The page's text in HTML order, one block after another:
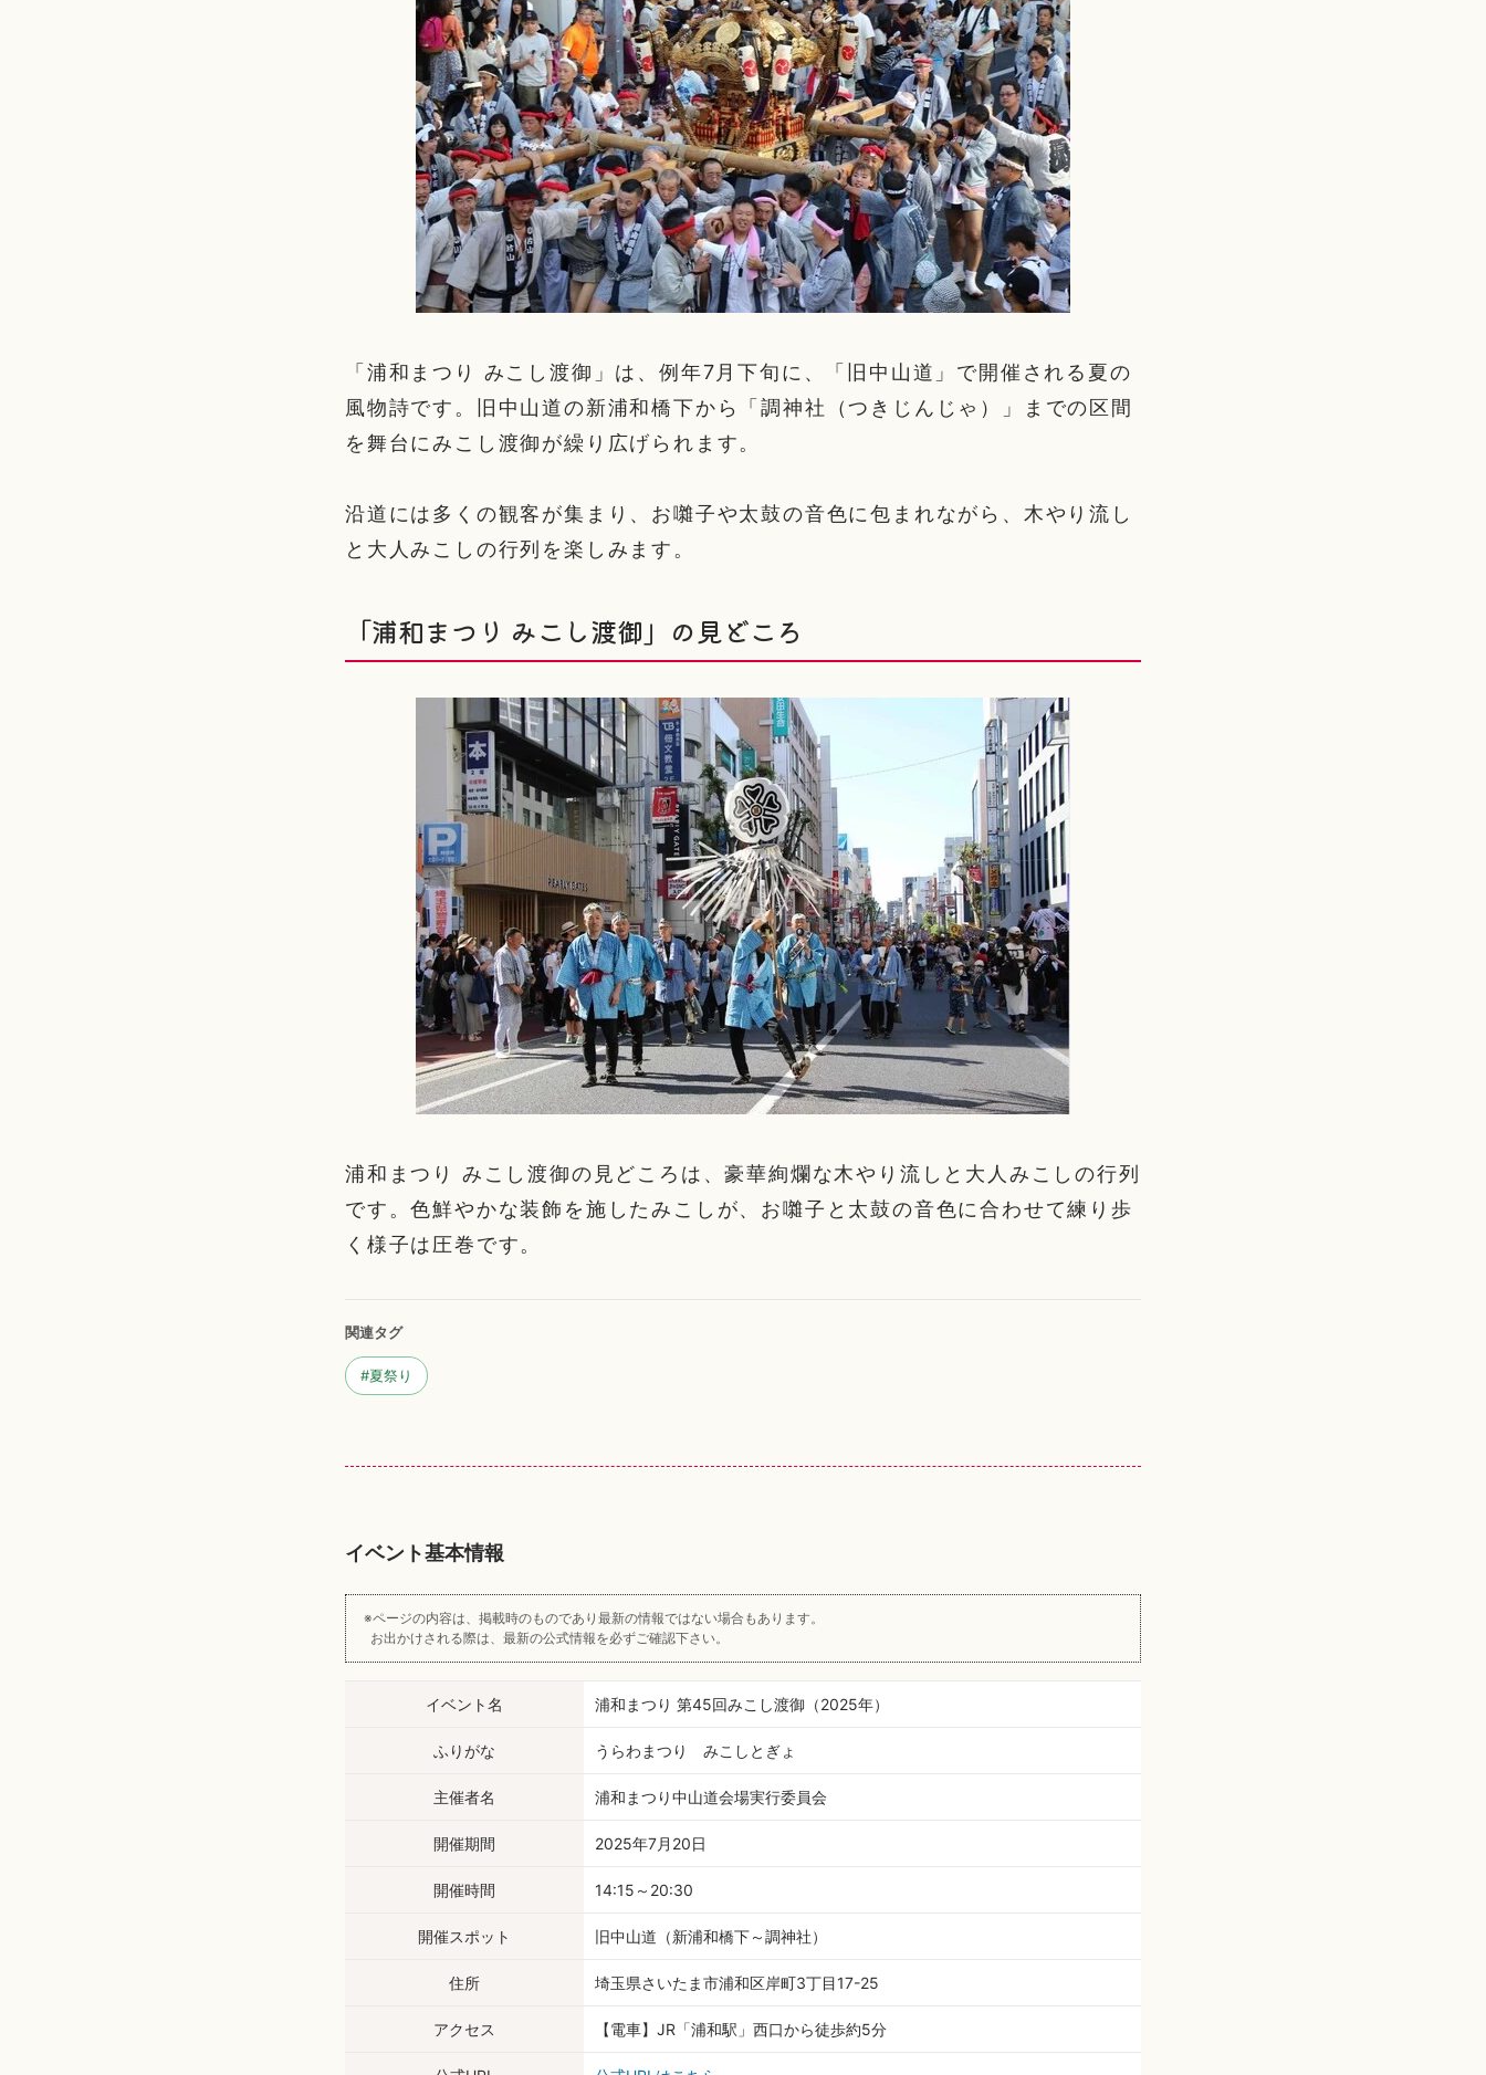
「浦和まつり みこし渡御」は、例年7月下旬に、「旧中山道」で開催される夏の
風物詩です。旧中山道の新浦和橋下から「調神社（つきじんじゃ）」までの区間
を舞台にみこし渡御が繰り広げられます。
沿道には多くの観客が集まり、お囃子や太鼓の音色に包まれながら、木やり流し
と大人みこしの行列を楽しみます。
「浦和まつり みこし渡御」の見どころ
浦和まつり みこし渡御の見どころは、豪華絢爛な木やり流しと大人みこしの行列
です。色鮮やかな装飾を施したみこしが、お囃子と太鼓の音色に合わせて練り歩
く様子は圧巻です。
関連タグ
#夏祭り
イベント基本情報
ページの内容は、掲載時のものであり最新の情報ではない場合もあります。
お出かけされる際は、最新の公式情報を必ずご確認下さい。
イベント名 浦和まつり 第45回みこし渡御（2025年）
ふりがな うらわまつり みこしとぎょ
主催者名 浦和まつり中山道会場実行委員会
開催期間 2025年7月20日
開催時間 14:15～20:30
開催スポット 旧中山道（新浦和橋下～調神社）
住所 埼玉県さいたま市浦和区岸町3丁目17-25
アクセス 【電車】JR「浦和駅」西口から徒歩約5分